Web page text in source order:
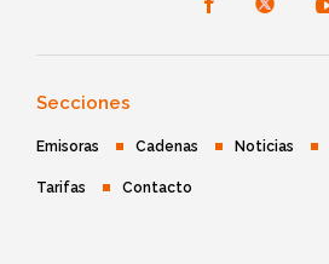
Secciones
Emisoras Cadenas Noticias
Tarifas Contacto